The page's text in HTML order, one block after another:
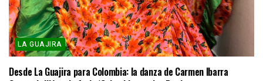
LA GUAJIRA
Desde La Guajira para Colombia: la danza de Carmen Ibarra